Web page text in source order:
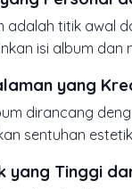
adalah titik awal
isi album
yang
dirancang
sentuhan
yang Tinggi